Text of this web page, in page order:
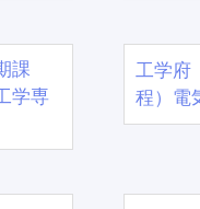
課
学専
工学
程）電